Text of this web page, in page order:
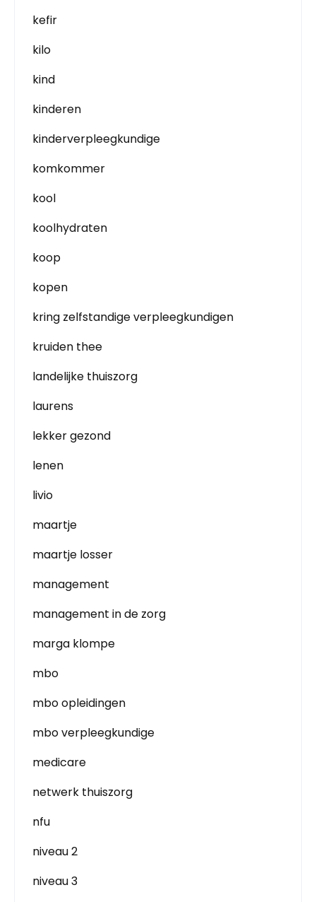
kefir
kilo
kind
kinderen
kinderverpleegkundige
komkommer
kool
koolhydraten
koop
kopen
kring zelfstandige verpleegkundigen
kruiden thee
landelijke thuiszorg
laurens
lekker gezond
lenen
livio
maartje
maartje losser
management
management in de zorg
marga klompe
mbo
mbo opleidingen
mbo verpleegkundige
medicare
netwerk thuiszorg
nfu
niveau 2
niveau 3